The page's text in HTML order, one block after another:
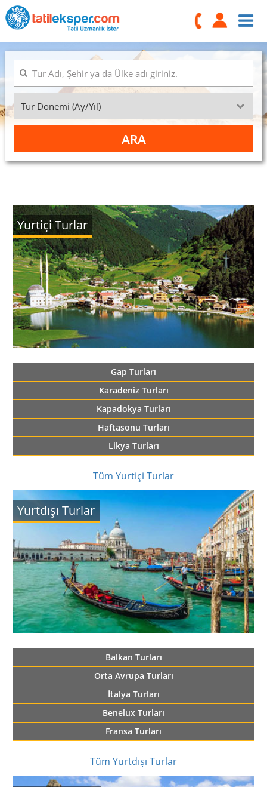
Yurtiçi Turlar
Gap Turları
Karadeniz Turları
Kapadokya Turları
Haftasonu Turları
Likya Turları
Tüm Yurtiçi Turlar
Yurtdışı Turlar
Balkan Turları
Orta Avrupa Turları
İtalya Turları
Benelux Turları
Fransa Turları
Tüm Yurtdışı Turlar